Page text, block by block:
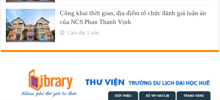
Công khai thời gian, địa điểm tổ chức đánh giá luận án
của NCS Phan Thanh Vịnh
Cách đây 1 tuần